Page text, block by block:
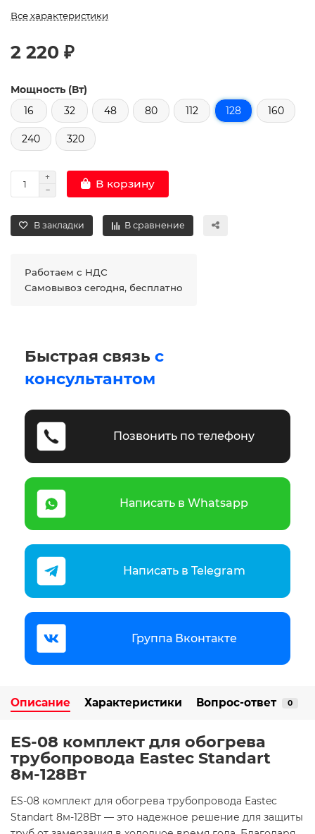
Все характеристики
2 220 ₽
Мощность (Вт)
16
32 48 80 112 128 160
240 320
В корзину
В закладки В сравнение
Работаем с НДС
Самовывоз сегодня, бесплатно
Быстрая связь с
консультантом
Позвонить по телефону
Написать в Whatsapp
Написать в Telegram
Группа Вконтакте
Описание Характеристики Вопрос-ответ 0
ES-08 комплект для обогрева
трубопровода Eastec Standart
8м-128Вт
ES-08 комплект для обогрева трубопровода Eastec
Standart 8м-128Вт — это надежное решение для защиты